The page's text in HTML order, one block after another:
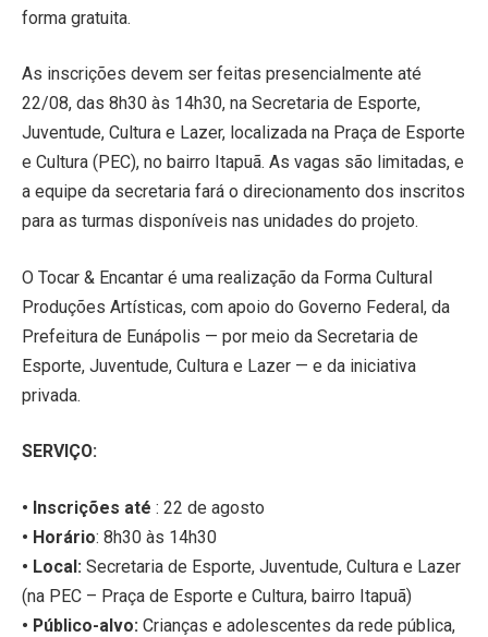
forma gratuita.
As inscrições devem ser feitas presencialmente até
22/08, das 8h30 às 14h30, na Secretaria de Esporte,
Juventude, Cultura e Lazer, localizada na Praça de Esporte
e Cultura (PEC), no bairro Itapuã. As vagas são limitadas, e
a equipe da secretaria fará o direcionamento dos inscritos
para as turmas disponíveis nas unidades do projeto.
O Tocar & Encantar é uma realização da Forma Cultural
Produções Artísticas, com apoio do Governo Federal, da
Prefeitura de Eunápolis — por meio da Secretaria de
Esporte, Juventude, Cultura e Lazer — e da iniciativa
privada.
SERVIÇO:
• Inscrições até : 22 de agosto
• Horário: 8h30 às 14h30
• Local: Secretaria de Esporte, Juventude, Cultura e Lazer
(na PEC – Praça de Esporte e Cultura, bairro Itapuã)
• Público-alvo: Crianças e adolescentes da rede pública,